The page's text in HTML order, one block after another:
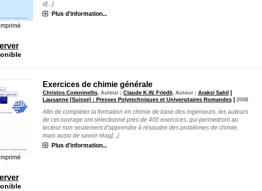
d[...]
Plus d'information...
Exercices de chimie générale
Christos Comninellis, Auteur ; Claude K.W. Friedli, Auteur ; Araksi Sahil
Lausanne [Suisse] : Presses Polytechniques et Universitaires Romandes| 2008
Afin de compléter la formation en chimie de base des ingénieurs, les auteurs
de cet ouvrage ont sélectionné près de 400 exercices, qui permettront au
lecteur non seulement d'apprendre à résoudre des problèmes de chimie,
mais aussi de savoir réag[...]
Plus d'information...